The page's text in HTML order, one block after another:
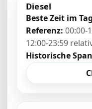
Diesel
Beste Zeit im
Referenz: 00:00-
12:00-23:59
Historische